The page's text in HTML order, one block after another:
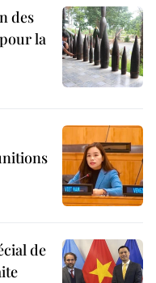
des
la
de